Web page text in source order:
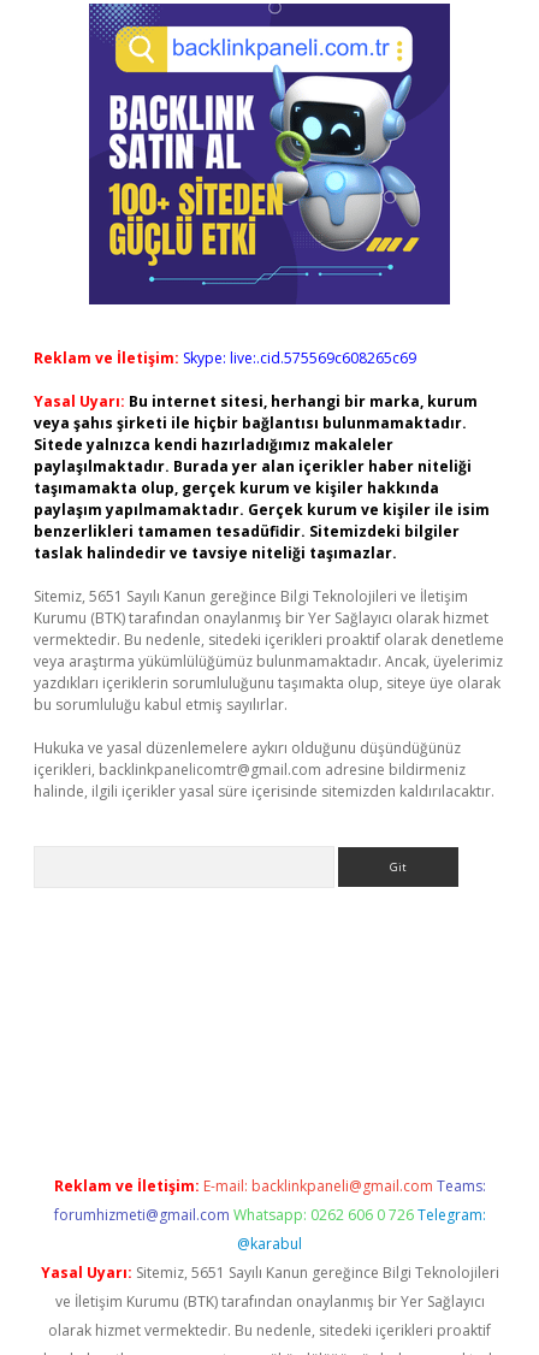
Reklam ve İletişim: Skype: live:.cid.575569c608265c69
Yasal Uyarı: Bu internet sitesi, herhangi bir marka, kurum
veya şahıs şirketi ile hiçbir bağlantısı bulunmamaktadır.
Sitede yalnızca kendi hazırladığımız makaleler
paylaşılmaktadır. Burada yer alan içerikler haber niteliği
taşımamakta olup, gerçek kurum ve kişiler hakkında
paylaşım yapılmamaktadır. Gerçek kurum ve kişiler ile isim
benzerlikleri tamamen tesadüfidir. Sitemizdeki bilgiler
taslak halindedir ve tavsiye niteliği taşımazlar.
Sitemiz, 5651 Sayılı Kanun gereğince Bilgi Teknolojileri ve İletişim
Kurumu (BTK) tarafından onaylanmış bir Yer Sağlayıcı olarak hizmet
vermektedir. Bu nedenle, sitedeki içerikleri proaktif olarak denetleme
veya araştırma yükümlülüğümüz bulunmamaktadır. Ancak, üyelerimiz
yazdıkları içeriklerin sorumluluğunu taşımakta olup, siteye üye olarak
bu sorumluluğu kabul etmiş sayılırlar.
Hukuka ve yasal düzenlemelere aykırı olduğunu düşündüğünüz
içerikleri, backlinkpanelicomtr@gmail.com adresine bildirmeniz
halinde, ilgili içerikler yasal süre içerisinde sitemizden kaldırılacaktır.
Reklam ve İletişim: E-mail: backlinkpaneli@gmail.com Teams:
forumhizmeti@gmail.com Whatsapp: 0262 606 0 726 Telegram:
@karabul
Yasal Uyarı: Sitemiz, 5651 Sayılı Kanun gereğince Bilgi Teknolojileri
ve İletişim Kurumu (BTK) tarafından onaylanmış bir Yer Sağlayıcı
olarak hizmet vermektedir. Bu nedenle, sitedeki içerikleri proaktif